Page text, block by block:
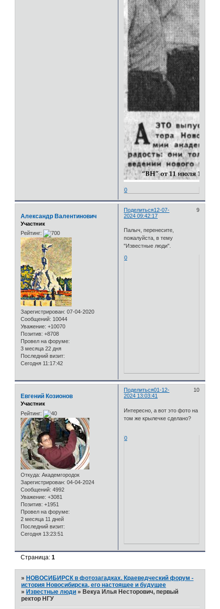
0
Поделиться 9
12-07-
2024 09:42:17
Александр Валентинович
Участник
Рейтинг:
Зарегистрирован: 07-04-2020
Сообщений: 10044
Уважение: +10070
Позитив: +8708
Провел на форуме:
3 месяца 22 дня
Последний визит:
Сегодня 11:17:42
Палыч, перенесите,
пожалуйста, в тему
"Известные люди".
0
Поделиться 10
01-12-
2024 13:03:41
Евгений Козионов
Участник
Рейтинг:
Откуда: Академгородок
Зарегистрирован: 04-04-2024
Сообщений: 4992
Уважение: +3081
Позитив: +1951
Провел на форуме:
2 месяца 11 дней
Последний визит:
Сегодня 13:23:51
Интересно, а вот это фото на
том же крылечке сделано?
0
Страница:1
» НОВОСИБИРСК в фотозагадках. Краеведческий форум -
история Новосибирска, его настоящее и будущее
» Известные люди » Векуа Илья Несторович, первый
ректор НГУ